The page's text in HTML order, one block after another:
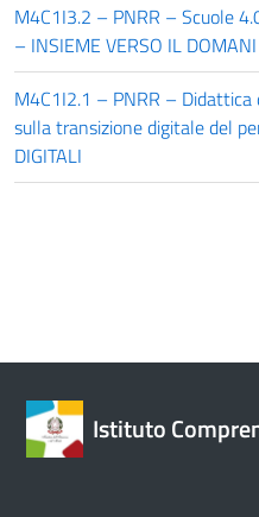
M4C1I3.2 – PNRR – Scuole
– INSIEME VERSO IL DOMANI
M4C1I2.1 – PNRR –
sulla transizione digitale del
DIGITALI
Istituto